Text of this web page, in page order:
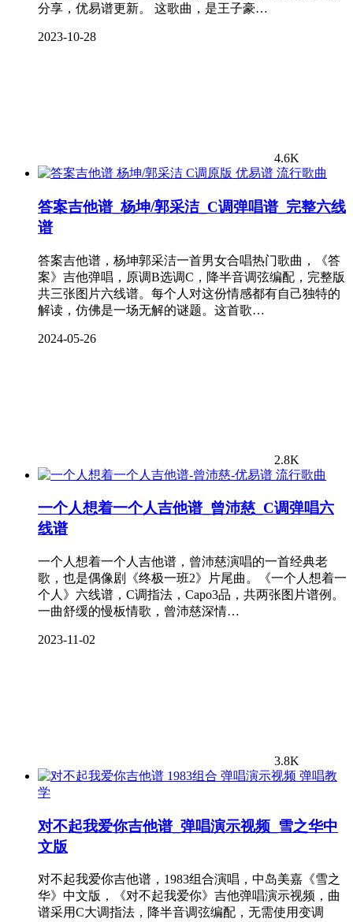
分享，优易谱更新。 这歌曲，是王子豪…
2023-10-28
4.6K
流行歌曲
答案吉他谱_杨坤/郭采洁_C调弹唱谱_完整六线
谱
答案吉他谱，杨坤郭采洁一首男女合唱热门歌曲，《答
案》吉他弹唱，原调B选调C，降半音调弦编配，完整版
共三张图片六线谱。每个人对这份情感都有自己独特的
解读，仿佛是一场无解的谜题。这首歌…
2024-05-26
2.8K
流行歌曲
一个人想着一个人吉他谱_曾沛慈_C调弹唱六
线谱
一个人想着一个人吉他谱，曾沛慈演唱的一首经典老
歌，也是偶像剧《终极一班2》片尾曲。《一个人想着一
个人》六线谱，C调指法，Capo3品，共两张图片谱例。
一曲舒缓的慢板情歌，曾沛慈深情…
2023-11-02
3.8K
弹唱教
学
对不起我爱你吉他谱_弹唱演示视频_雪之华中
文版
对不起我爱你吉他谱，1983组合演唱，中岛美嘉《雪之
华》中文版，《对不起我爱你》吉他弹唱演示视频，曲
谱采用C大调指法，降半音调弦编配，无需使用变调